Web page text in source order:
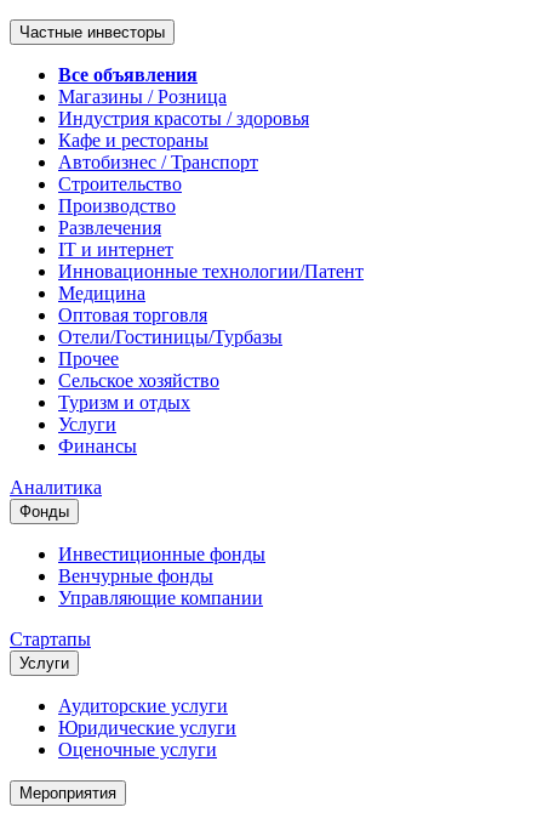
Частные инвесторы
Все объявления
Магазины / Розница
Индустрия красоты / здоровья
Кафе и рестораны
Автобизнес / Транспорт
Строительство
Производство
Развлечения
IT и интернет
Инновационные технологии/Патент
Медицина
Оптовая торговля
Отели/Гостиницы/Турбазы
Прочее
Сельское хозяйство
Туризм и отдых
Услуги
Финансы
Аналитика
Фонды
Инвестиционные фонды
Венчурные фонды
Управляющие компании
Стартапы
Услуги
Аудиторские услуги
Юридические услуги
Оценочные услуги
Мероприятия